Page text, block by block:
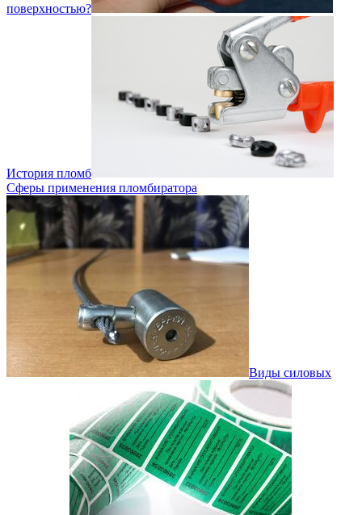
поверхностью?
История пломб
Сферы применения пломбиратора
Виды силовых